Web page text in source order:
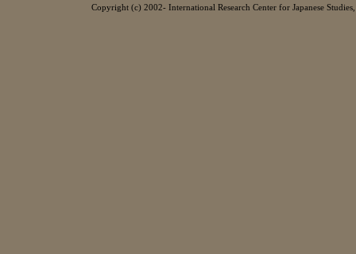
Copyright (c) 2002- International Research Center for Japanese